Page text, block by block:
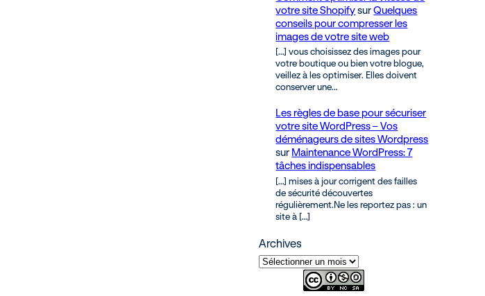
votre site ShopifysurQuelques
conseils pour compresser les
images de votre site web
[…] vous choisissez des images pour
votre boutique ou bien votre blogue,
veillez à les optimiser. Elles doivent
conserver une…
Les règles de base pour sécuriser
votre site WordPress – Vos
déménageurs de sites Wordpress
sur Maintenance WordPress: 7
tâches indispensables
[…] mises à jour corrigent des failles
de sécurité découvertes
régulièrement.Ne les reportez pas : un
site à […]
Archives